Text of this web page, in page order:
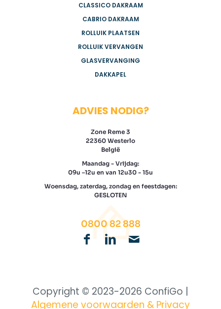
CLASSICO DAKRAAM
CABRIO DAKRAAM
ROLLUIK PLAATSEN
ROLLUIK VERVANGEN
GLASVERVANGING
DAKKAPEL
ADVIES NODIG?
Zone Reme 3
22360 Westerlo
België
Maandag - Vrijdag:
09u –12u en van 12u30 - 15u
Woensdag, zaterdag, zondag en feestdagen:
GESLOTEN
0800 82 888
Copyright © 2023-2026 ConfiGo |
Algemene voorwaarden & Privacy